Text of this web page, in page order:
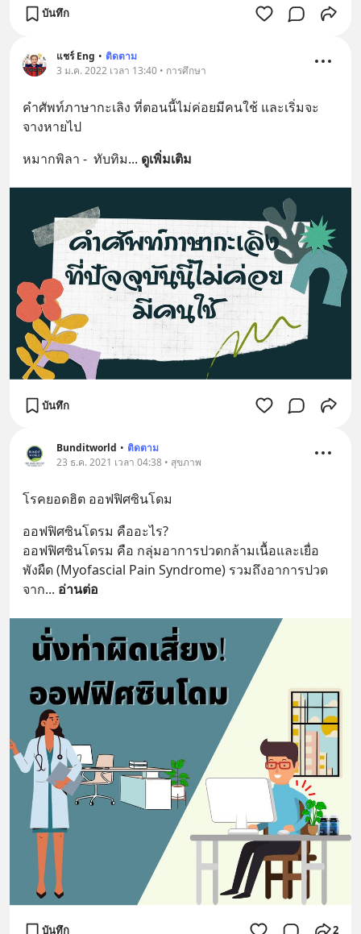
บันทึก
แชร์ Eng • ติดตาม
3 ม.ค. 2022 เวลา 13:40 • การศึกษา
คําศัพท์​ภาษากะเลิง ที่ตอนนี้ไม่ค่อยมีคนใช้ และเริ่มจะ
จางหายไป
หมากพิลา -  ทับทิม... ดูเพิ่มเติม
บันทึก
ฺBunditworld • ติดตาม
23 ธ.ค. 2021 เวลา 04:38 • สุขภาพ
โรคยอดฮิต ออฟฟิศซินโดม
ออฟฟิศซินโดรม คืออะไร?
ออฟฟิศซินโดรม คือ กลุ่มอาการปวดกล้ามเนื้อและเยื่อ
พังผืด (Myofascial Pain Syndrome) รวมถึงอาการปวด
จาก... อ่านต่อ
บันทึก 2